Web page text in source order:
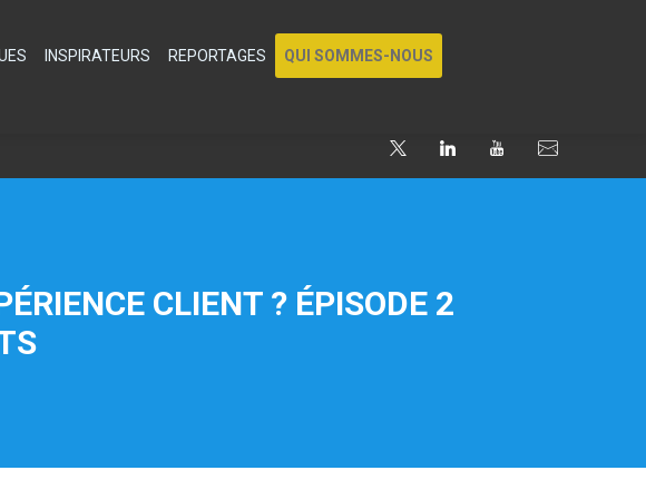
INSPIRATEURS REPORTAGES QUI SOMMES-NOUS
CLIENT ? ÉPISODE 2